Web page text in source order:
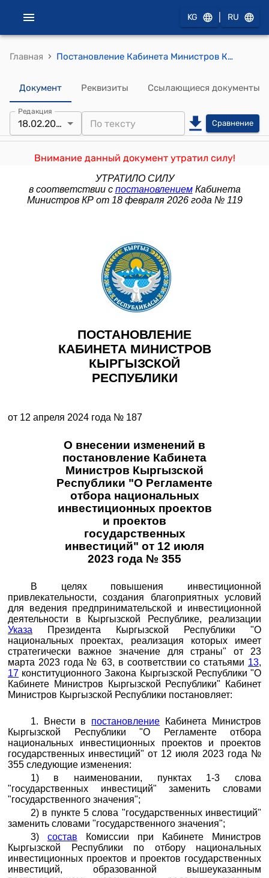
KG RU
Главная › Постановление Кабинета Министров КР от 12 апреля 2024 года № 187 "О внесении изменений в постановление Кабинета Министров Кыргызской Республики "О Регламенте отбора национальных инвестиционных проектов и проектов государственных инвестиций" от 12 июля 2023 года № 355"
Документ Реквизиты Ссылающиеся документы
Редакция
18.02.2026 Сравнение
Внимание данный документ утратил силу!